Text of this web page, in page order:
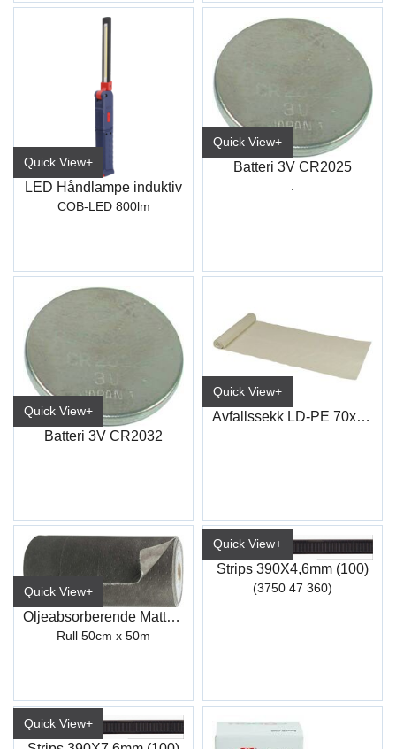
Quick View+
LED Håndlampe induktiv
COB-LED 800lm
Quick View+
Batteri 3V CR2025
.
Quick View+
Batteri 3V CR2032
.
Quick View+
Avfallssekk LD-PE 70x110 45my klar
Quick View+
Oljeabsorberende Matter (GRS38 24)
Rull 50cm x 50m
Quick View+
Strips 390X4,6mm (100)
(3750 47 360)
Quick View+